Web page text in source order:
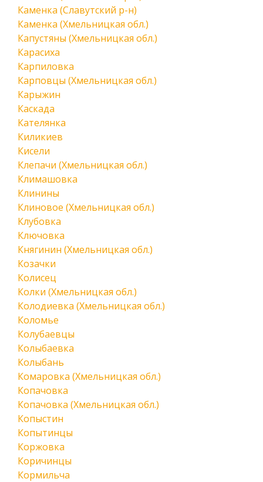
Каменка (Славутский р-н)
Каменка (Хмельницкая обл.)
Капустяны (Хмельницкая обл.)
Карасиха
Карпиловка
Карповцы (Хмельницкая обл.)
Карыжин
Каскада
Кателянка
Киликиев
Кисели
Клепачи (Хмельницкая обл.)
Климашовка
Клинины
Клиновое (Хмельницкая обл.)
Клубовка
Ключовка
Княгинин (Хмельницкая обл.)
Козачки
Колисец
Колки (Хмельницкая обл.)
Колодиевка (Хмельницкая обл.)
Коломье
Колубаевцы
Колыбаевка
Колыбань
Комаровка (Хмельницкая обл.)
Копачовка
Копачовка (Хмельницкая обл.)
Копыстин
Копытинцы
Коржовка
Коричинцы
Кормильча